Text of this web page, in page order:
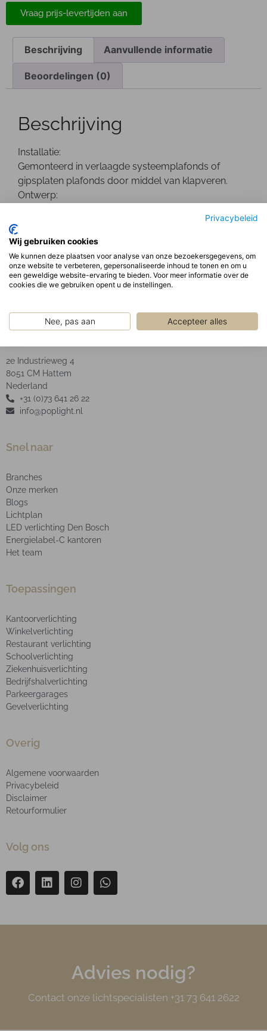
Privacybeleid
Wij gebruiken cookies
We kunnen deze plaatsen voor analyse van onze bezoekersgegevens, om
onze website te verbeteren, gepersonaliseerde inhoud te tonen en om u
een geweldige website-ervaring te bieden. Voor meer informatie over de
cookies die we gebruiken opent u de instellingen.
Nee, pas aan Accepteer alles
Vraag prijs-levertijden aan
Beschrijving Aanvullende informatie
Beoordelingen (0)
Beschrijving
Installatie:
Gemonteerd in verlaagde systeemplafonds of
gipsplaten plafonds door middel van klapveren.
Ontwerp:
Optisch:
Opaal PMMA afscherming.
POP Light B.V.
2e Industrieweg 4
8051 CM Hattem
Nederland
+31 (0)73 641 26 22
info@poplight.nl
Snel naar
Branches
Onze merken
Blogs
Lichtplan
LED verlichting Den Bosch
Energielabel-C kantoren
Het team
Toepassingen
Kantoorverlichting
Winkelverlichting
Restaurant verlichting
Schoolverlichting
Ziekenhuisverlichting
Bedrijfshalverlichting
Parkeergarages
Gevelverlichting
Overig
Algemene voorwaarden
Privacybeleid
Disclaimer
Retourformulier
Volg ons
Advies nodig?
Contact onze lichtspecialisten +31 73 641 2622